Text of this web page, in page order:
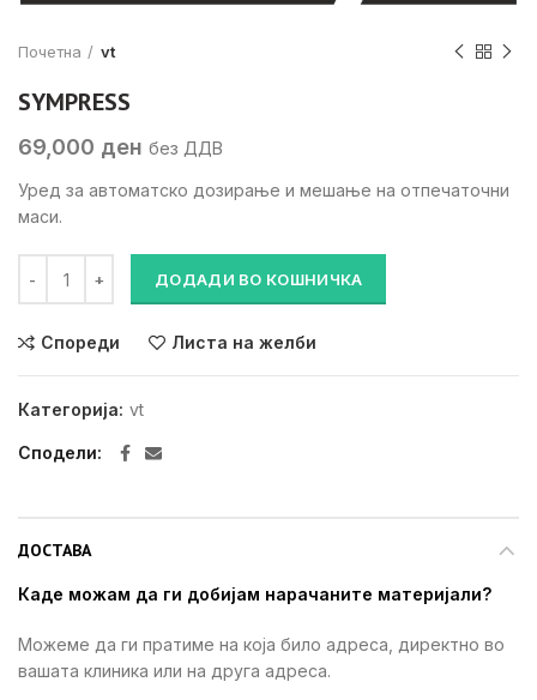
Почетна vt
SYMPRESS
69,000 ден без ДДВ
Уред за автоматско дозирање и мешање на отпечаточни
маси.
ДОДАДИ ВО КОШНИЧКА
Спореди Листа на желби
Категорија: vt
Сподели
ДОСТАВА
Каде можам да ги добијам нарачаните материјали?
Можеме да ги пратиме на која било адреса, директно во
вашата клиника или на друга адреса.